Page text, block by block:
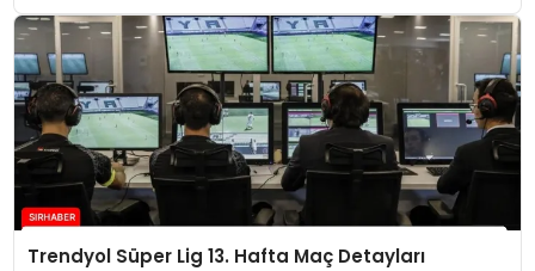
Trendyol Süper Lig 13. Hafta Maç Detayları